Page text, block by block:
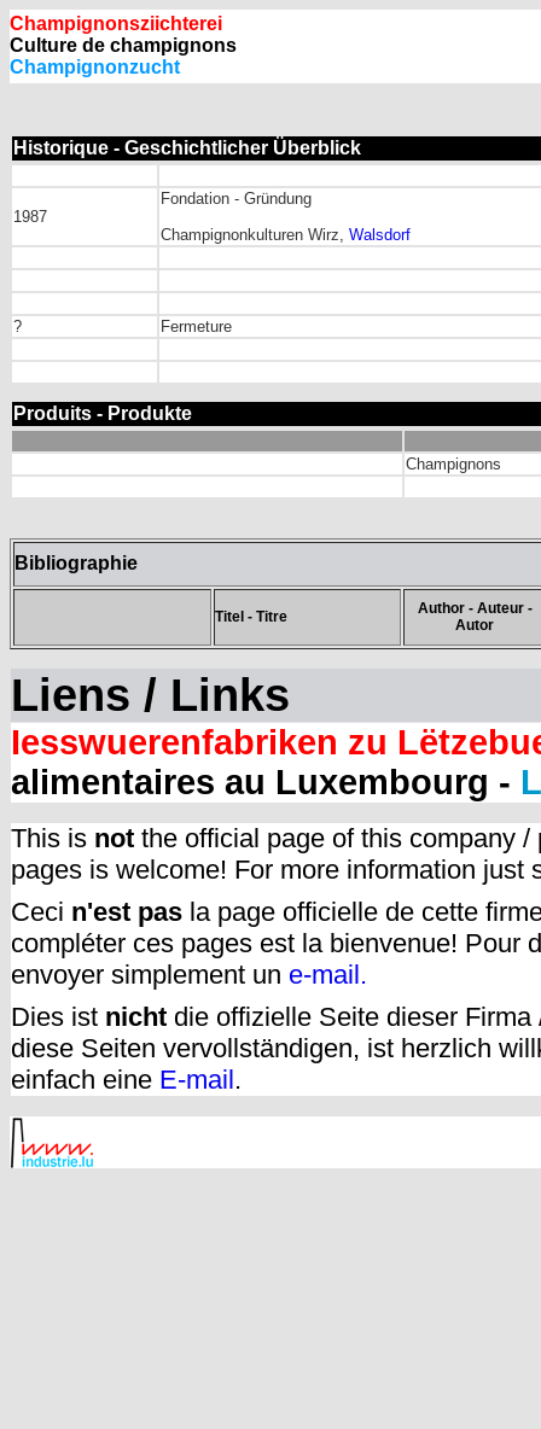
Champignonsziichterei
Culture de champignons
Champignonzucht
Historique - Geschichtlicher Überblick
1987
Fondation - Gründung
Champignonkulturen Wirz, Walsdorf
? Fermeture
Produits - Produkte
Champignons
Bibliographie
Titel - Titre
Author - Auteur -
Autor
Liens / Links
Iesswuerenfabriken zu
alimentaires au Luxembourg -
This is not the official page of this company
pages is welcome! For more information just
Ceci n'est pas la page officielle de cette
compléter ces pages est la bienvenue! Pour
envoyer simplement un e-mail.
Dies ist nicht die offizielle Seite dieser
diese Seiten vervollständigen, ist herzlich
einfach eine E-mail .